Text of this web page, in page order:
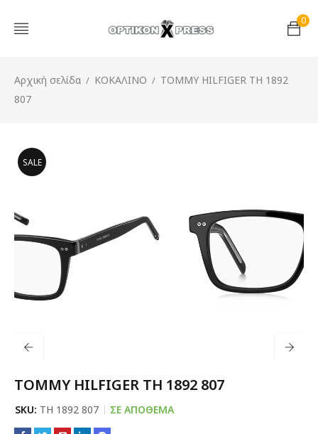
0
Αρχική σελίδα / ΚΟΚΑΛΙΝΟ / TOMMY HILFIGER TH 1892
807
SALE
TOMMY HILFIGER TH 1892 807
SKU: TH 1892 807 ΣΕ ΑΠΌΘΕΜΑ